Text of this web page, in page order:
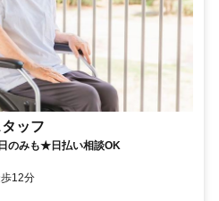
ッフ
のみも★日払い相談OK
12分